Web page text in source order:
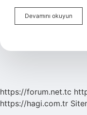
Devamını okuyun
100
https://forum.net.tc
https://hagi.com.tr